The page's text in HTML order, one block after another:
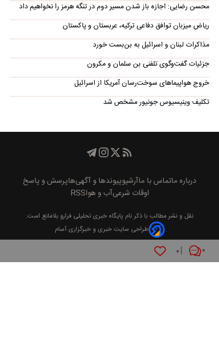
۰ ۰
محسن رضایی: اجازه باز شدن مسیر دوم در تنگه هرمز را نخواهیم داد
ریاض میزبان توافق دفاعی ترکیه، عربستان و پاکستان
مذاکرات لبنان و اسرائیل به بن‌بست خورد
جزئیات گفت‌وگوی تلفنی بن سلمان و مکرون
خروج هواپیماهای سوخت‌رسان آمریکا از اسرائیل
تکلیف وینیسیوس جونیور مشخص شد
درباره ماتماس با ماآرشیوپیوند‌ها و آگهی‌هاپرسش و پاسخ
اوقات شرعیآب و هواRSS
نقل و نشر مطالب با ذکر نام پايگاه خبری تحليلی فرارو بلامانع است.
طراحی سایت خبری و خبرگزاری آسام